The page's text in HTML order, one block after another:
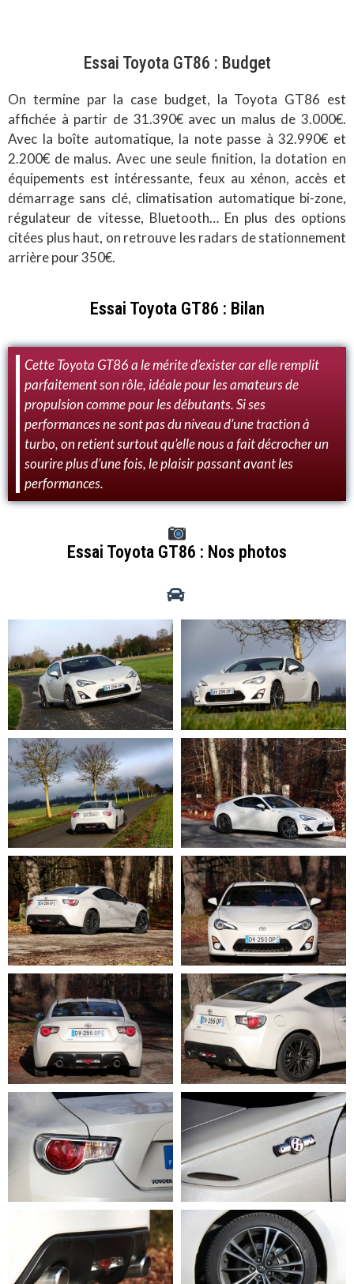
Essai Toyota GT86 : Budget
On termine par la case budget, la Toyota GT86 est
affichée à partir de 31.390€ avec un malus de 3.000€.
Avec la boîte automatique, la note passe à 32.990€ et
2.200€ de malus. Avec une seule finition, la dotation en
équipements est intéressante, feux au xénon, accès et
démarrage sans clé, climatisation automatique bi-zone,
régulateur de vitesse, Bluetooth… En plus des options
citées plus haut, on retrouve les radars de stationnement
arrière pour 350€.
Essai Toyota GT86 : Bilan
Cette Toyota GT86 a le mérite d’exister car elle remplit
parfaitement son rôle, idéale pour les amateurs de
propulsion comme pour les débutants. Si ses
performances ne sont pas du niveau d’une traction à
turbo, on retient surtout qu’elle nous a fait décrocher un
sourire plus d’une fois, le plaisir passant avant les
performances.
Essai Toyota GT86 : Nos photos